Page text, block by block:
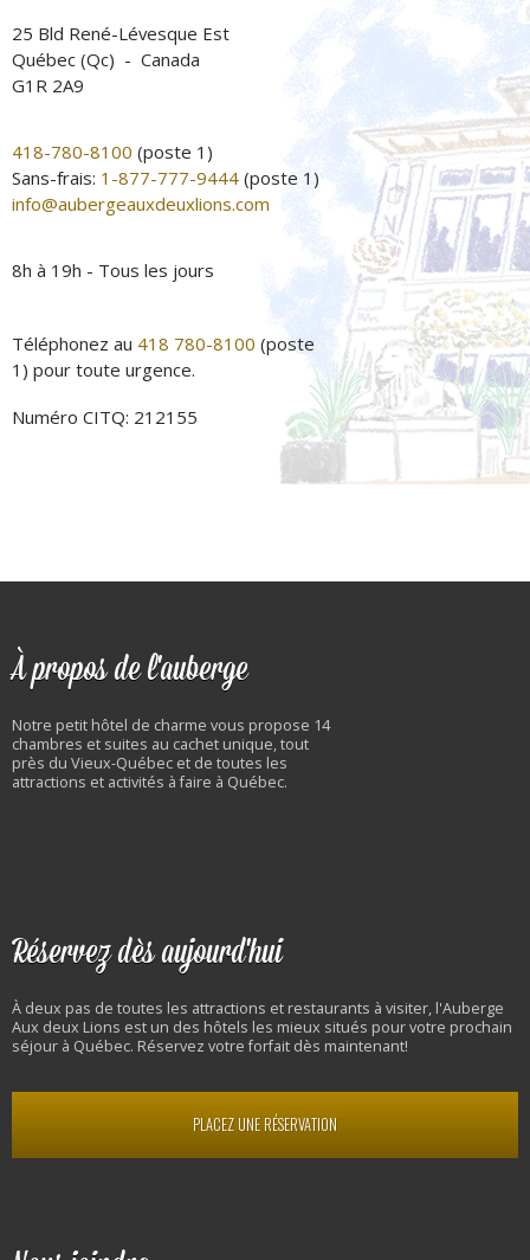
25 Bld René-Lévesque Est
Québec (Qc) - Canada
G1R 2A9
418-780-8100 (poste 1)
Sans-frais: 1-877-777-9444 (poste 1)
info@aubergeauxdeuxlions.com
8h à 19h - Tous les jours
Téléphonez au 418 780-8100 (poste
1) pour toute urgence.
Numéro CITQ: 212155
À propos de l'auberge
Notre petit hôtel de charme vous propose 14
chambres et suites au cachet unique, tout
près du Vieux-Québec et de toutes les
attractions et activités à faire à Québec.
Réservez dès aujourd'hui
À deux pas de toutes les attractions et restaurants à visiter, l'Auberge
Aux deux Lions est un des hôtels les mieux situés pour votre prochain
séjour à Québec. Réservez votre forfait dès maintenant!
PLACEZ UNE RÉSERVATION